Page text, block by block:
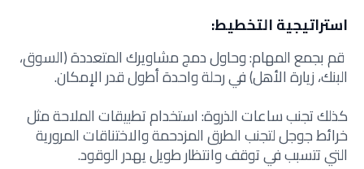
استراتيجية التخطيط:
قم بجمع المهام: وحاول دمج مشاويرك المتعددة (السوق،
البنك، زيارة الأهل) في رحلة واحدة أطول قدر الإمكان.
كذلك تجنب ساعات الذروة: استخدام تطبيقات الملاحة مثل
خرائط جوجل لتجنب الطرق المزدحمة والاختناقات المرورية
التي تتسبب في توقف وانتظار طويل يهدر الوقود.